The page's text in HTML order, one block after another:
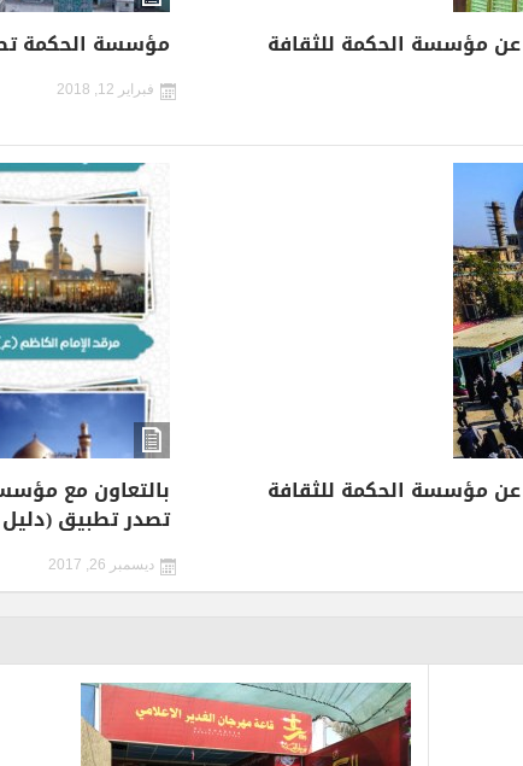
“ينابيع” عن مؤسسة الحكمة للثقافة مؤسسة الحكمة تصدر العدد
فبراير 12, 2018
“ينابيع” عن مؤسسة الحكمة للثقافة بالتعاون مع
تصدر تطبيق (دليل
ديسمبر 26, 2017